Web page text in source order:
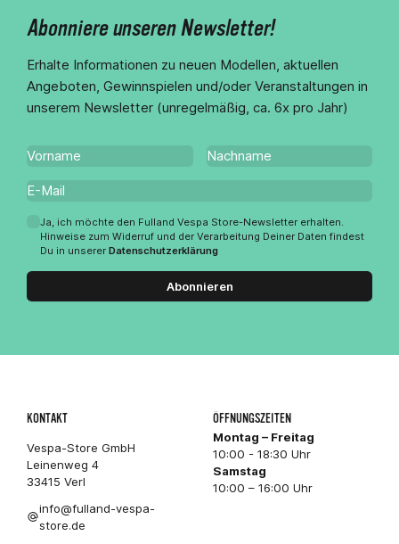
Abonniere unseren Newsletter!
Erhalte Informationen zu neuen Modellen, aktuellen
Angeboten, Gewinnspielen und/oder Veranstaltungen in
unserem Newsletter (unregelmäßig, ca. 6x pro Jahr)
Ja, ich möchte den Fulland Vespa Store-Newsletter erhalten.
Hinweise zum Widerruf und der Verarbeitung Deiner Daten findest
Du in unserer Datenschutzerklärung
Abonnieren
KONTAKT
Vespa-Store GmbH
Leinenweg 4
33415 Verl
info@fulland-vespa-
store.de
ÖFFNUNGSZEITEN
Montag – Freitag
10:00 - 18:30 Uhr
Samstag
10:00 – 16:00 Uhr